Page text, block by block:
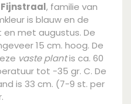
Fijnstraal, familie van
is blauw en de
en met augustus. De
15 cm. hoog. De
vaste plantis ca. 60
tot -35 gr. C. De
is 33 cm. (7-9 st. per